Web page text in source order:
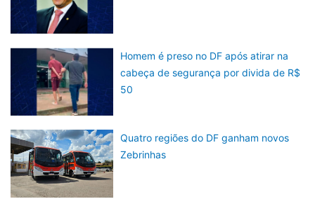
Homem é preso no DF após atirar na
cabeça de segurança por divida de R$
50
Quatro regiões do DF ganham novos
Zebrinhas